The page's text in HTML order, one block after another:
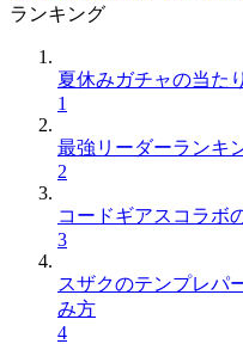
ランキング
夏休みガチャの当た
1
最強リーダーランキ
2
コードギアスコラボ
3
スザクのテンプレパ
み方
4